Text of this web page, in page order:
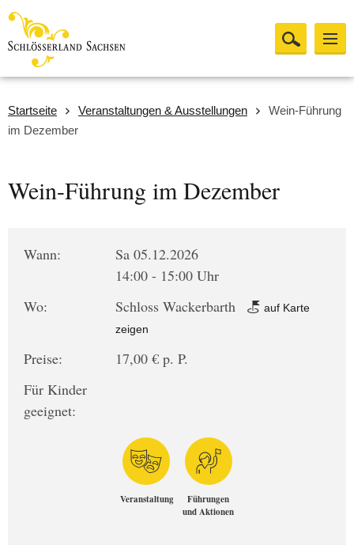
Startseite Veranstaltungen & Ausstellungen
Wein-Führung
im Dezember
Wein-Führung im Dezember
Wann:
Sa 05.12.2026
14:00 - 15:00 Uhr
Wo:
Schloss Wackerbarth
auf Karte
zeigen
Preise:
17,00 € p. P.
Für Kinder
geeignet:
Veranstaltung
Führungen
und Aktionen